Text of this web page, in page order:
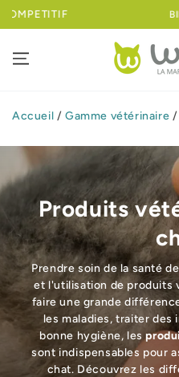
IGNORER LE BIENVENUE SUR
Accueil / Gamme vétérinaire /
Produits
Prendre soin de la santé
et l'utilisation de produits
faire une grande
les maladies, traiter
bonne hygiène, les
sont indispensables pour
chat. Découvrez les